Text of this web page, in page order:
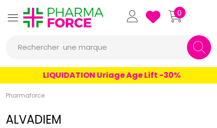
Pharmaforce Grande
0
Rechercher
un conseil
un produit
une marque
LIQUIDATION Uriage Age Lift -30%
Pharmaforce
ALVADIEM